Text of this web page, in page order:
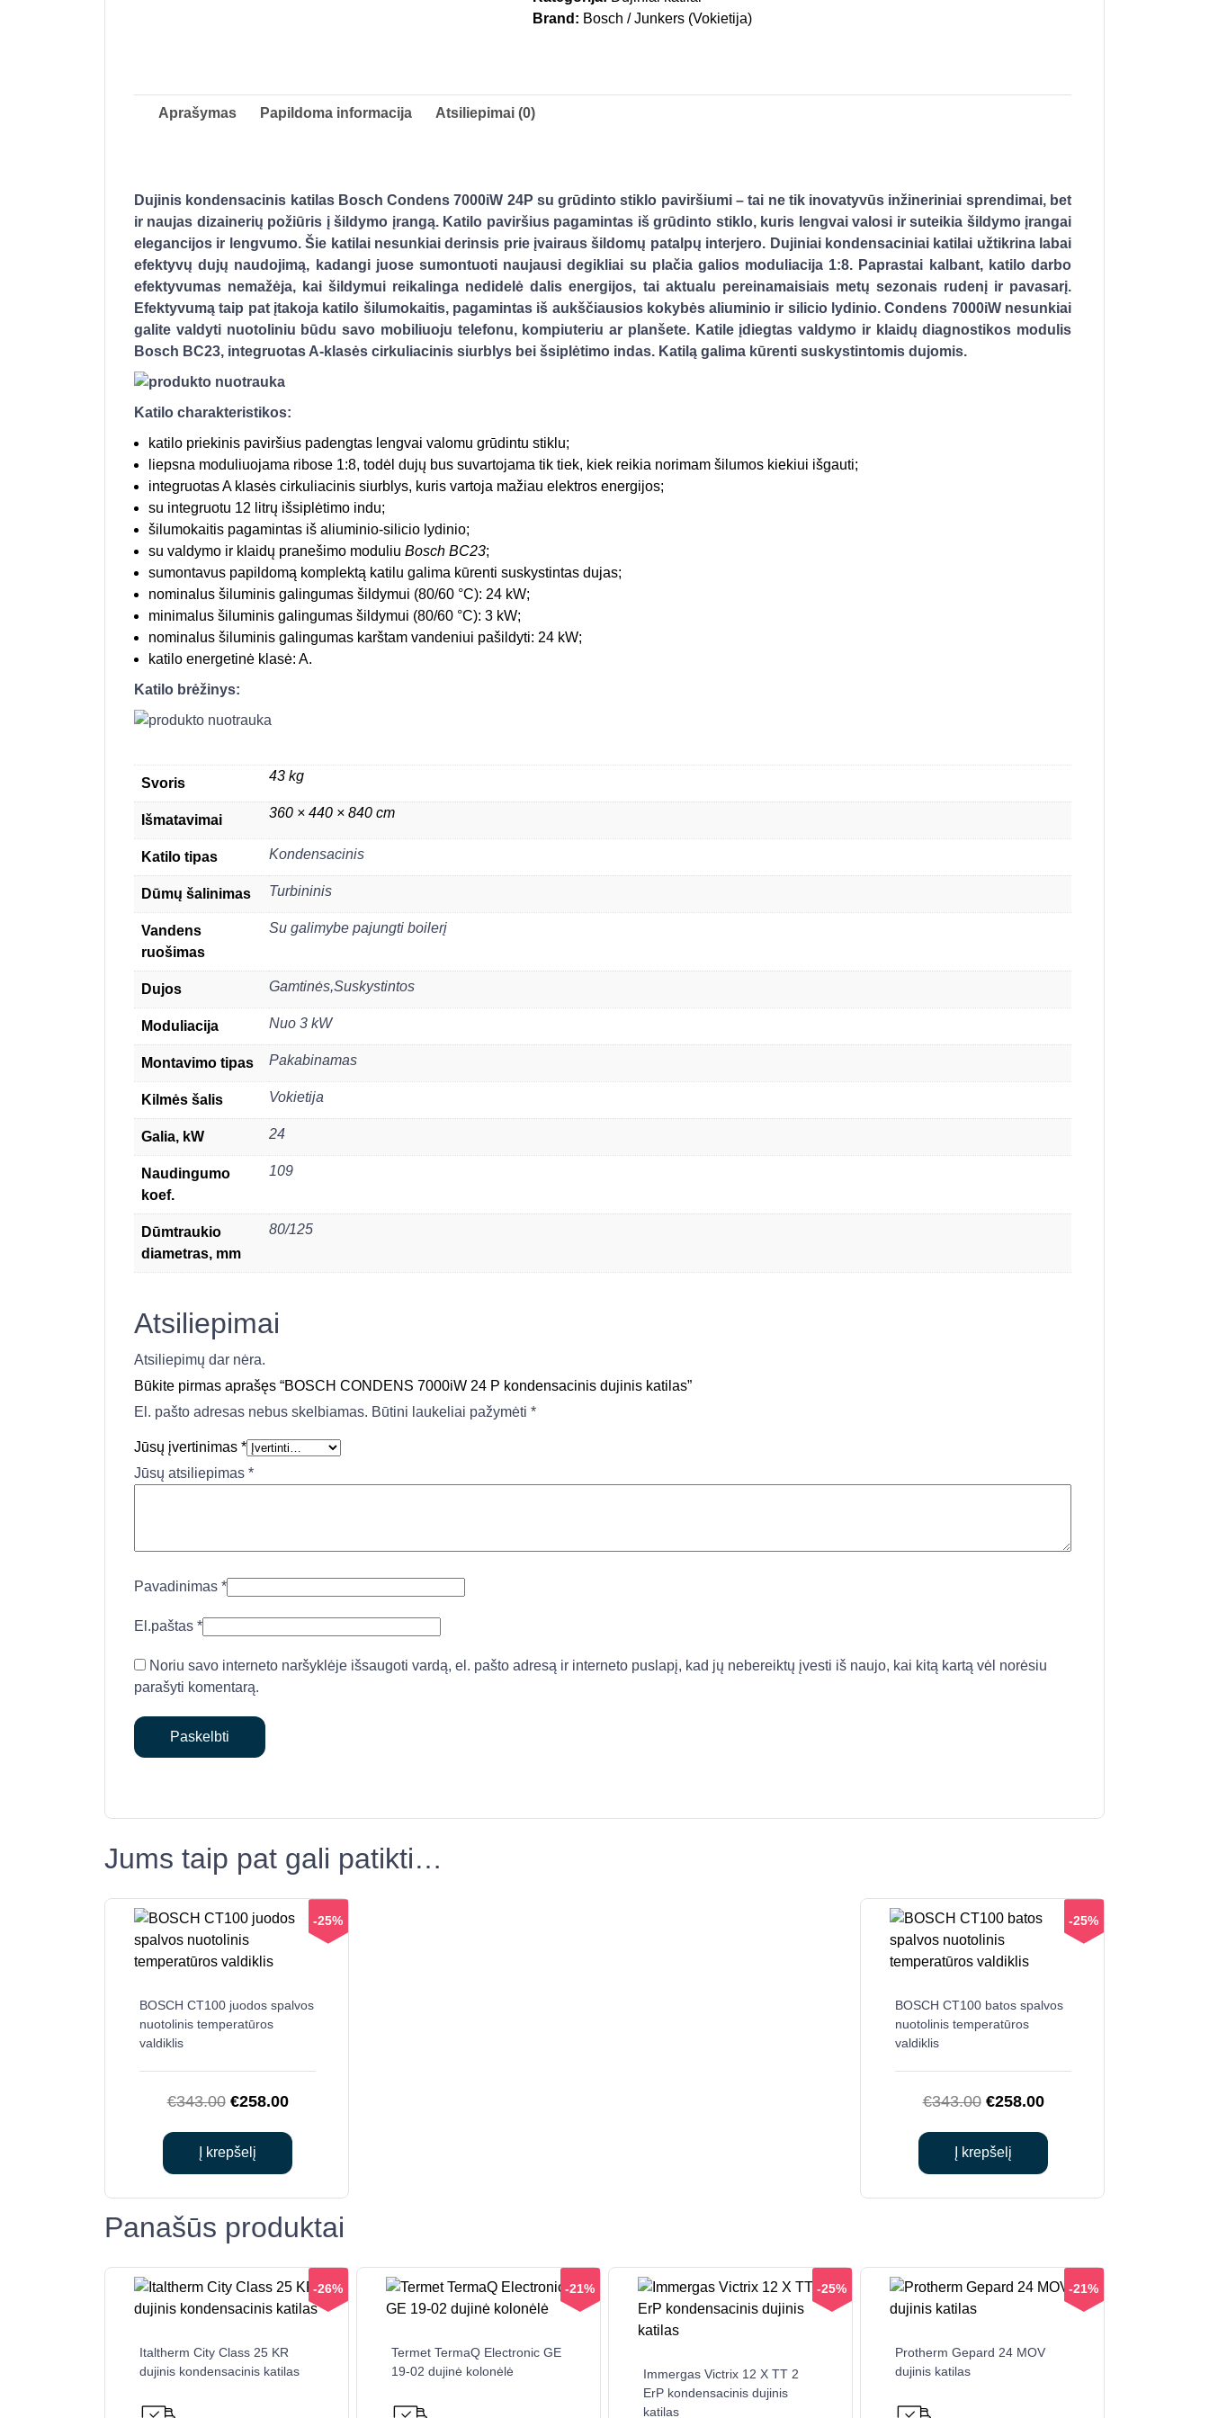
Brand: Bosch / Junkers (Vokietija)
Aprašymas Papildoma informacija Atsiliepimai (0)
Dujinis kondensacinis katilas Bosch Condens 7000iW 24P su grūdinto stiklo paviršiumi – tai ne tik inovatyvūs inžineriniai sprendimai, bet
ir naujas dizainerių požiūris į šildymo įrangą. Katilo paviršius pagamintas iš grūdinto stiklo, kuris lengvai valosi ir suteikia šildymo įrangai
elegancijos ir lengvumo. Šie katilai nesunkiai derinsis prie įvairaus šildomų patalpų interjero. Dujiniai kondensaciniai katilai užtikrina labai
efektyvų dujų naudojimą, kadangi juose sumontuoti naujausi degikliai su plačia galios moduliacija 1:8. Paprastai kalbant, katilo darbo
efektyvumas nemažėja, kai šildymui reikalinga nedidelė dalis energijos, tai aktualu pereinamaisiais metų sezonais rudenį ir pavasarį.
Efektyvumą taip pat įtakoja katilo šilumokaitis, pagamintas iš aukščiausios kokybės aliuminio ir silicio lydinio. Condens 7000iW nesunkiai
galite valdyti nuotoliniu būdu savo mobiliuoju telefonu, kompiuteriu ar planšete. Katile įdiegtas valdymo ir klaidų diagnostikos modulis
Bosch BC23, integruotas A-klasės cirkuliacinis siurblys bei šsiplėtimo indas. Katilą galima kūrenti suskystintomis dujomis.
Katilo charakteristikos:
katilo priekinis paviršius padengtas lengvai valomu grūdintu stiklu;
liepsna moduliuojama ribose 1:8, todėl dujų bus suvartojama tik tiek, kiek reikia norimam šilumos kiekiui išgauti;
integruotas A klasės cirkuliacinis siurblys, kuris vartoja mažiau elektros energijos;
su integruotu 12 litrų išsiplėtimo indu;
šilumokaitis pagamintas iš aliuminio-silicio lydinio;
su valdymo ir klaidų pranešimo moduliu Bosch BC23;
sumontavus papildomą komplektą katilu galima kūrenti suskystintas dujas;
nominalus šiluminis galingumas šildymui (80/60 °C): 24 kW;
minimalus šiluminis galingumas šildymui (80/60 °C): 3 kW;
nominalus šiluminis galingumas karštam vandeniui pašildyti: 24 kW;
katilo energetinė klasė: A.
Katilo brėžinys:
Svoris 43 kg
Išmatavimai 360 × 440 × 840 cm
Katilo tipas Kondensacinis
Dūmų šalinimas Turbininis
Vandens
ruošimas
Su galimybe pajungti boilerį
Dujos Gamtinės,Suskystintos
Moduliacija Nuo 3 kW
Montavimo tipas Pakabinamas
Kilmės šalis Vokietija
Galia, kW 24
Naudingumo
koef.
109
Dūmtraukio
diametras, mm
80/125
Atsiliepimai
Atsiliepimų dar nėra.
Būkite pirmas aprašęs “BOSCH CONDENS 7000iW 24 P kondensacinis dujinis katilas”
El. pašto adresas nebus skelbiamas. Būtini laukeliai pažymėti *
Jūsų įvertinimas *
Jūsų atsiliepimas *
Pavadinimas *
El.paštas *
Noriu savo interneto naršyklėje išsaugoti vardą, el. pašto adresą ir interneto puslapį, kad jų nebereiktų įvesti iš naujo, kai kitą kartą vėl norėsiu
parašyti komentarą.
Jums taip pat gali patikti…
-25%
BOSCH CT100 juodos spalvos
nuotolinis temperatūros
valdiklis
€343.00 Original
was:
€343.00.
€258.00Current
€258.00.
Į krepšelį
-25%
BOSCH CT100 batos spalvos
nuotolinis temperatūros
valdiklis
€343.00 Original
was:
€343.00.
€258.00Current
€258.00.
Į krepšelį
Panašūs produktai
-26%
Italtherm City Class 25 KR
dujinis kondensacinis katilas
-21%
Termet TermaQ Electronic GE
19-02 dujinė kolonėlė
-25%
Immergas Victrix 12 X TT 2
ErP kondensacinis dujinis
katilas
-21%
Protherm Gepard 24 MOV
dujinis katilas